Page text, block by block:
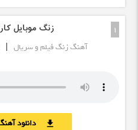
1 زنگ موبایل
آهنگ زنگ فیلم و سریال |
download دانلود